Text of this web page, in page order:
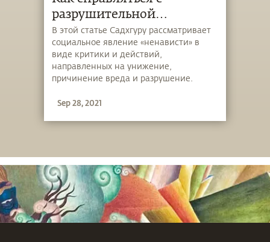
разрушительной
критикой?
В этой статье Садхгуру рассматривает
социальное явление «ненависти» в
виде критики и действий,
направленных на унижение,
причинение вреда и разрушение.
бесчувственным — это не решение,
Sep 28, 2021